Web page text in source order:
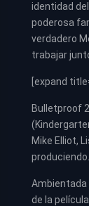
identidad
poderosa
verdadero
trabajar
[expand
Bulletproof
Mike Elliot,
produciendo.
de la